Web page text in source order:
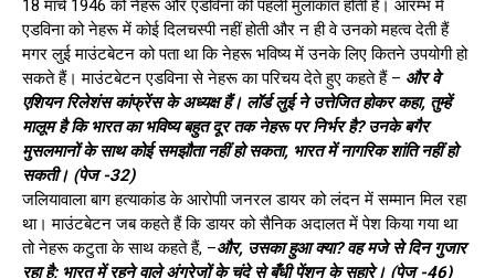
18 मार्च 1946 को नेहरू और एडविना की पहली मुलाकात होती है। आरम्भ में
एडविना को नेहरू में कोई दिलचस्पी नहीं होती और न ही वे उनको महत्व देती हैं
मगर लुई माउंटबेटन को पता था कि नेहरू भविष्य में उनके लिए कितने उपयोगी हो
सकते हैं। माउंटबेटन एडविना से नेहरू का परिचय देते हुए कहते हैं – और वे
एशियन रिलेशंस कांफ्रेंस के अध्यक्ष हैं। लॉर्ड लुई ने उत्तेजित होकर कहा, तुम्हें
मालूम है कि भारत का भविष्य बहुत दूर तक नेहरू पर निर्भर है? उनके बगैर
मुसलमानों के साथ कोई समझौता नहीं हो सकता, भारत में नागरिक शांति नहीं हो
सकती। (पेज -32)
जलियावाला बाग हत्याकांड के आरोपाी जनरल डायर को लंदन में सम्मान मिल रहा
था। माउंटबेटन जब कहते हैं कि डायर को सैनिक अदालत में पेश किया गया था
तो नेहरू कटुता के साथ कहते हैं, –और, उसका हुआ क्या? वह मजे से दिन गुजार
रहा है; भारत में रहने वाले अंग्रेजों के चंदे से बँधी पेंशन के सहारे। (पेज -46)